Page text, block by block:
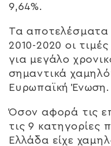
9,64%.
Τα αποτελέσματα
2010-2020 οι
για μεγάλο
σημαντικά
Ευρωπαϊκή Ένωση.
Όσον αφορά τις
τις 9 κατηγορίες
Ελλάδα είχε